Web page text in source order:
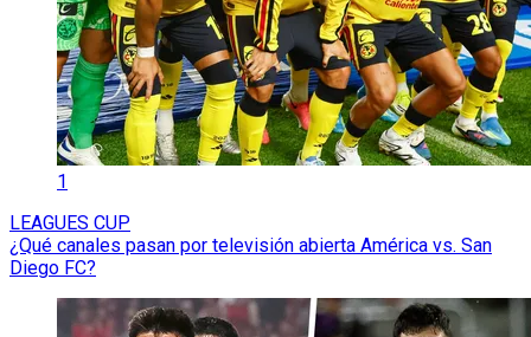
1
LEAGUES CUP
¿Qué canales pasan por televisión abierta América vs. San
Diego FC?